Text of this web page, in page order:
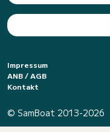
Impressum
ANB / AGB
Kontakt
© SamBoat 2013-2026